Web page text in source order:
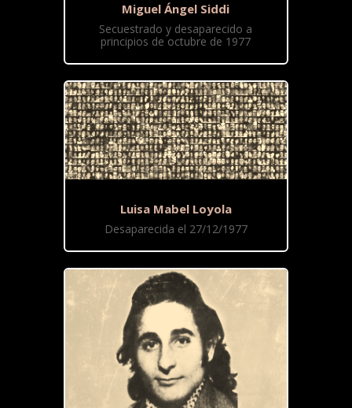
Miguel Ángel Siddi
Secuestrado y desaparecido a
principios de octubre de 1977
Luisa Mabel Loyola
Desaparecida el 27/12/1977